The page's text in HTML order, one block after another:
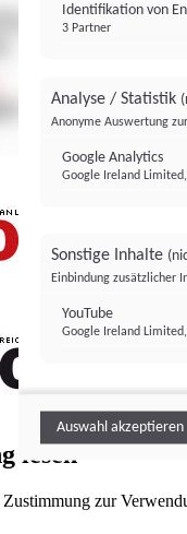
lesen
zur
Identifikation von
3 Partner
Analyse / Statistik
Anonyme Auswertung
Google Analytics
Google Ireland
Sonstige Inhalte
Einbindung zusätzlicher
YouTube
Google Ireland
Auswahl akzeptieren